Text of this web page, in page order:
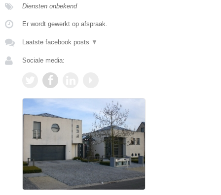
Diensten onbekend
Er wordt gewerkt op afspraak.
Laatste facebook posts ▼
Sociale media: